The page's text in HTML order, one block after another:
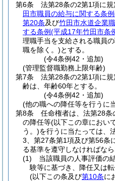
第6条
法第28条の2第1項に規
田市職員の給与に関する条例
第20条及び竹田市水道企業
する条例(平成17年竹田市条
理職手当を支給される職員
職を除く。)とする。
(令4条例42・追加)
(管理監督職勤務上限年齢)
第7条
法第28条の2第1項に
齢は、年齢60年とする。
(令4条例42・追加)
(他の職への降任等を行うに
第8条
任命権者は、法第28
の降任等(以下この章におい
う。)を行うに当たっては、
3、第27条第1項及び第56条
る基準を遵守しなければなら
(1)
当該職員の人事評価の
験等に基づき、降任又は
(以下この条及び第10条に